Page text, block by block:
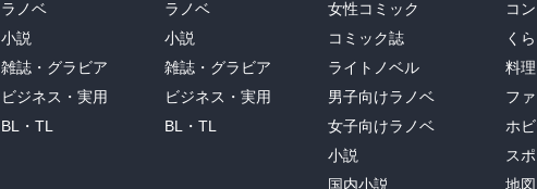
ラノベ
小説
雑誌・グラビア
ビジネス・実用
BL・TL
ラノベ
小説
雑誌・グラビア
ビジネス・実用
BL・TL
女性コミック
コミック誌
ライトノベル
男子向けラノベ
女子向けラノベ
小説
国内小説
コ
く
料
フ
ホ
ス
地